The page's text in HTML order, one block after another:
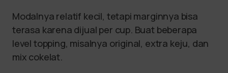
Modalnya relatif kecil, tetapi marginnya bisa
terasa karena dijual per cup. Buat beberapa
level topping, misalnya original, extra keju, dan
mix cokelat.